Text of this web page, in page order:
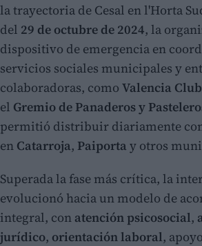
la trayectoria de Cesal en l'Horta
del 29 de octubre de 2024, la
dispositivo de emergencia en
servicios sociales municipales y
colaboradoras, como Valencia
el Gremio de Panaderos y
permitió distribuir diariamente
en Catarroja, Paiporta y otros
Superada la fase más crítica, la
evolucionó hacia un modelo de
integral, con atención psicosocial,
jurídico, orientación laboral,